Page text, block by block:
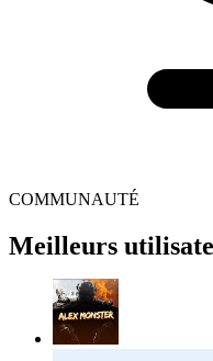
COMMUNAUTÉ
Meilleurs